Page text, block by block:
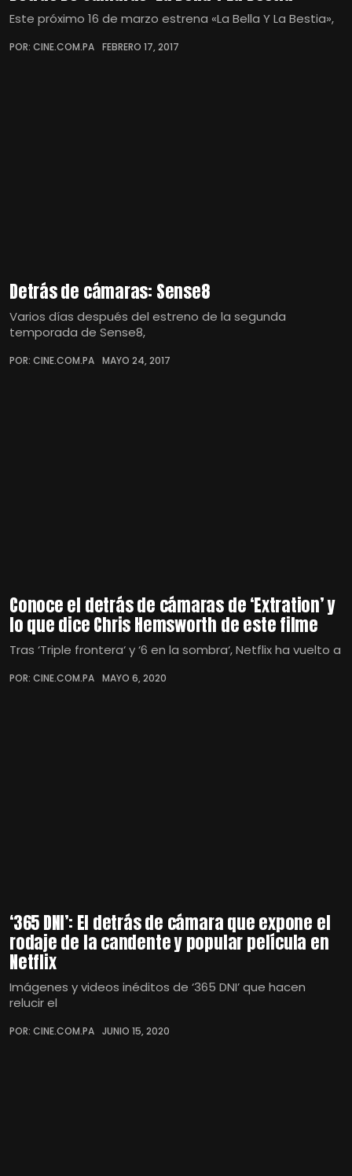
Este próximo 16 de marzo estrena «La Bella Y La Bestia»,
POR: CINE.COM.PA FEBRERO 17, 2017
Detrás de cámaras: Sense8
Varios días después del estreno de la segunda
temporada de Sense8,
POR: CINE.COM.PA MAYO 24, 2017
Conoce el detrás de cámaras de ‘Extration’ y
lo que dice Chris Hemsworth de este filme
Tras ‘Triple frontera‘ y ‘6 en la sombra‘, Netflix ha vuelto a
POR: CINE.COM.PA MAYO 6, 2020
‘365 DNI’: El detrás de cámara que expone el
rodaje de la candente y popular película en
Netflix
Imágenes y videos inéditos de ‘365 DNI’ que hacen
relucir el
POR: CINE.COM.PA JUNIO 15, 2020